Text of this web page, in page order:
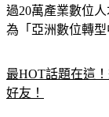
過20萬產業數位
為「亞洲數位轉型
最HOT話題在這
好友！